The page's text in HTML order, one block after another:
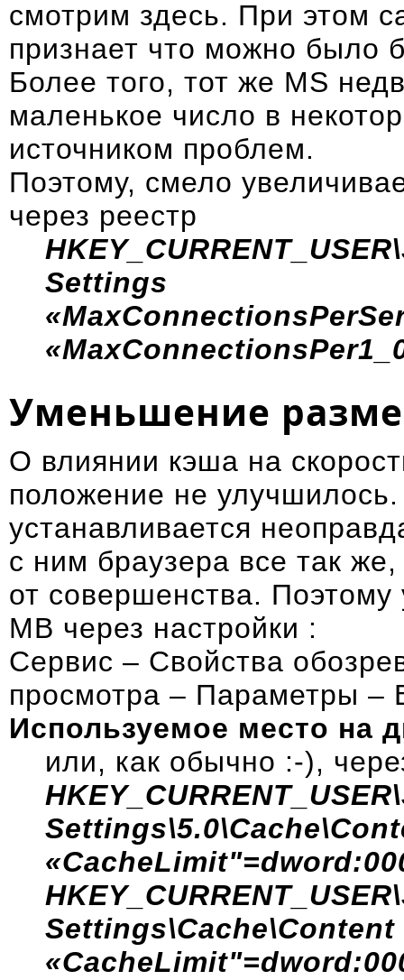
смотрим здесь. При этом
признает что можно было
Более того, тот же MS
маленькое число в
источником проблем.
Поэтому, смело
через реестр
Settings
Уменьшение
О влиянии кэша на
положение не
устанавливается
с ним браузера все так
от совершенства.
MB через настройки :
Сервис – Свойства
просмотра – Параметры
Используемое место на
или, как обычно :-),
Settings\Cache\Content